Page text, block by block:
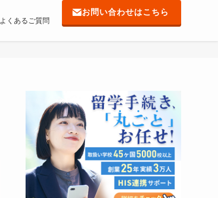
よくあるご質問
お問い合わせはこちら